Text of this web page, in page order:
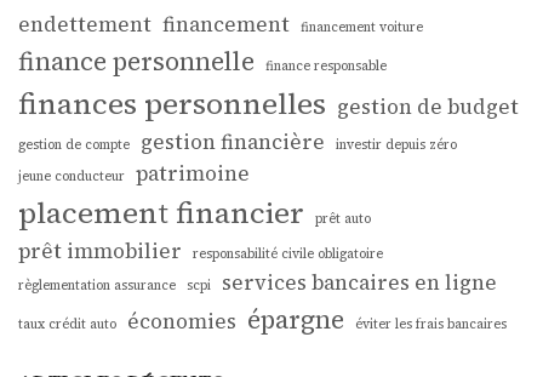
endettement financement financement voiture
finance personnelle finance responsable
finances personnelles gestion de budget
gestion de compte gestion financière
investir depuis zéro
jeune conducteur patrimoine
placement financier prêt auto
prêt immobilier
responsabilité civile obligatoire
règlementation assurance
scpi services bancaires en ligne
taux crédit auto économies épargne éviter les frais bancaires